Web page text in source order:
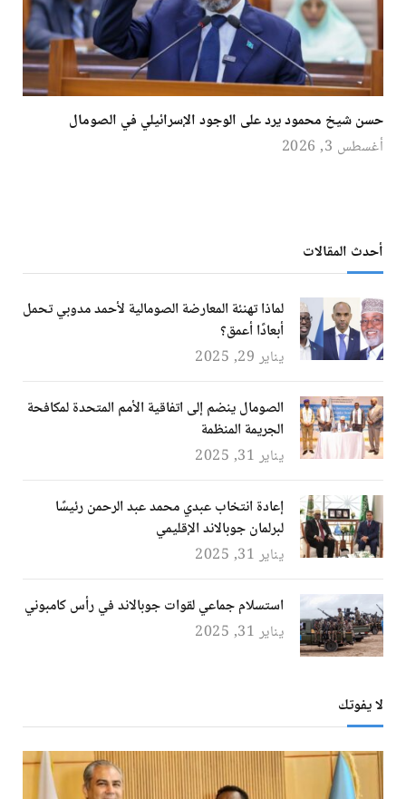
حسن شيخ محمود يرد على الوجود الإسرائيلي في الصومال
أغسطس 3, 2026
أحدث المقالات
لماذا تهنئة المعارضة الصومالية لأحمد مدوبي تحمل
أبعادًا أعمق؟
يناير 29, 2025
الصومال ينضم إلى اتفاقية الأمم المتحدة لمكافحة
الجريمة المنظمة
يناير 31, 2025
إعادة انتخاب عبدي محمد عبد الرحمن رئيسًا
لبرلمان جوبالاند الإقليمي
يناير 31, 2025
استسلام جماعي لقوات جوبالاند في رأس كامبوني
يناير 31, 2025
لا يفوتك